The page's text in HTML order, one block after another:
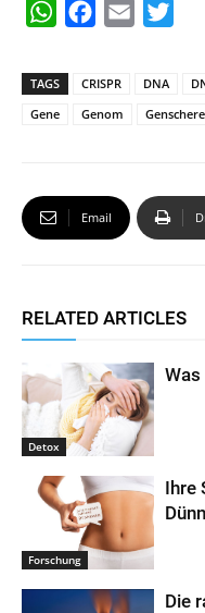
W
a
p
o
k
r
TAGS CRISPR DNA
Gene
Genom Genschere
Email
RELATED ARTICLES
Detox
Forschung
Ihre
Die